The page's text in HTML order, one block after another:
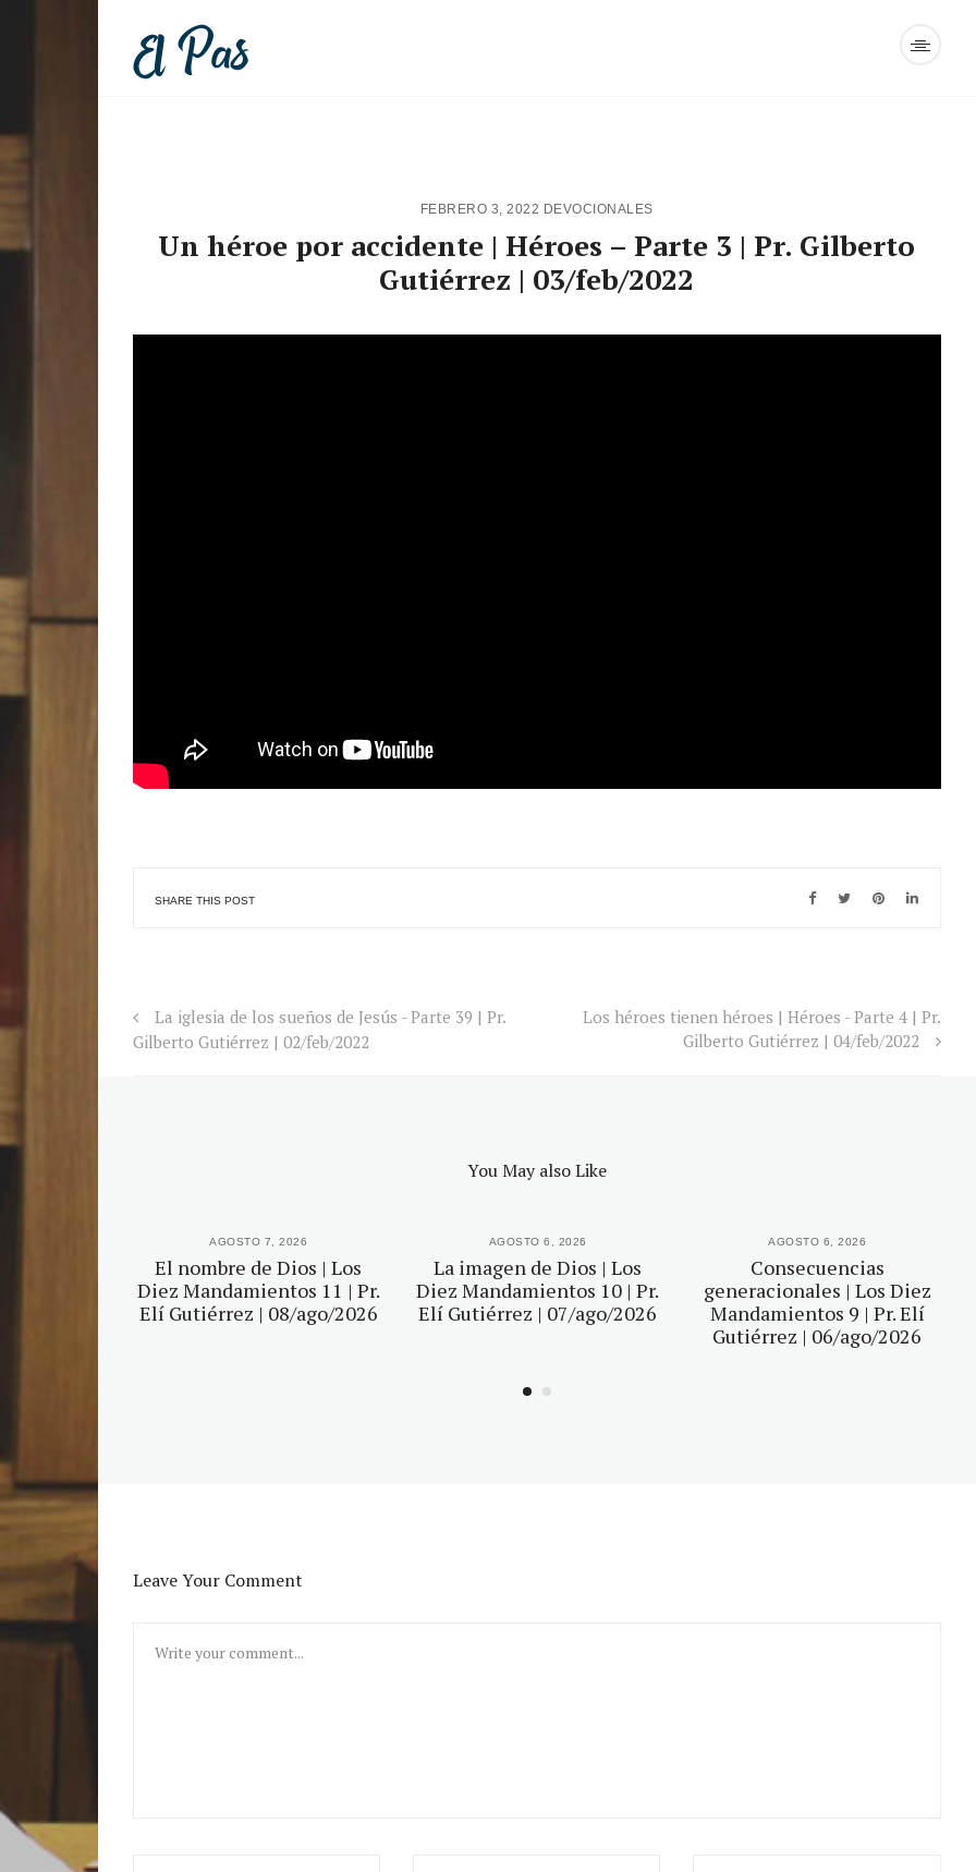
FEBRERO 3, 2022 DEVOCIONALES
Un héroe por accidente | Héroes – Parte 3 | Pr. Gilberto
Gutiérrez | 03/feb/2022
SHARE THIS POST
La iglesia de los sueños de Jesús - Parte 39 | Pr.
Gilberto Gutiérrez | 02/feb/2022
Los héroes tienen héroes | Héroes - Parte 4 | Pr.
Gilberto Gutiérrez | 04/feb/2022
You May also Like
AGOSTO 7, 2026
El nombre de Dios | Los
Diez Mandamientos 11 | Pr.
Elí Gutiérrez | 08/ago/2026
AGOSTO 6, 2026
La imagen de Dios | Los
Diez Mandamientos 10 | Pr.
Elí Gutiérrez | 07/ago/2026
AGOSTO 6, 2026
Consecuencias
generacionales | Los Diez
Mandamientos 9 | Pr. Elí
Gutiérrez | 06/ago/2026
Leave Your Comment